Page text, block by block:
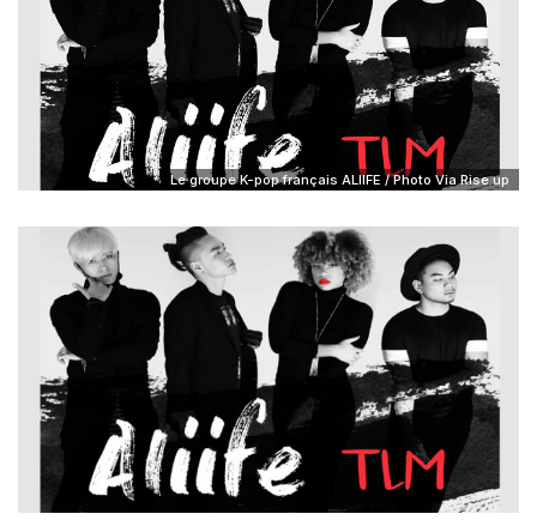
Le groupe K-pop français ALIIFE / Photo Via Rise up